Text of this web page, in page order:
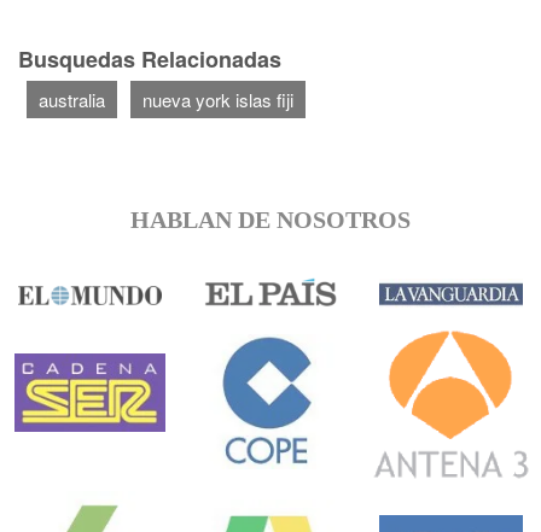
Busquedas Relacionadas
australia nueva york islas fiji
HABLAN DE NOSOTROS